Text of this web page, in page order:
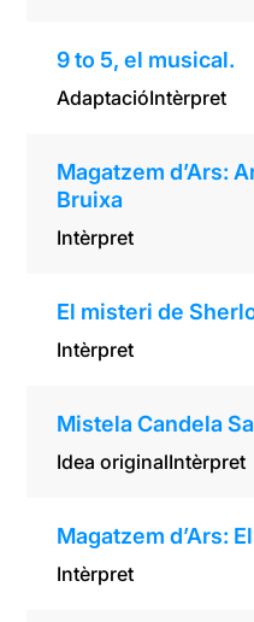
9 to 5, el musical.
AdaptacióIntèrpret
Magatzem d’Ars:
Bruixa
Intèrpret
El misteri de
Intèrpret
Mistela Candela
Idea originalIntèrpret
Magatzem d’Ars:
Intèrpret